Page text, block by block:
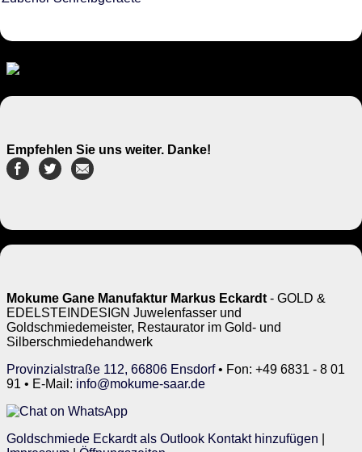
Empfehlen Sie uns weiter. Danke!
Mokume Gane Manufaktur Markus Eckardt - GOLD &
EDELSTEINDESIGN Juwelenfasser und
Goldschmiedemeister, Restaurator im Gold- und
Silberschmiedehandwerk
Provinzialstraße 112, 66806 Ensdorf• Fon: +49 6831 - 8 01
91 • E-Mail: info@mokume-saar.de
Goldschmiede Eckardt als Outlook Kontakt hinzufügen